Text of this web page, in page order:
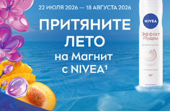
ПРИНЯТЬ
ИЗМЕНИТЬ